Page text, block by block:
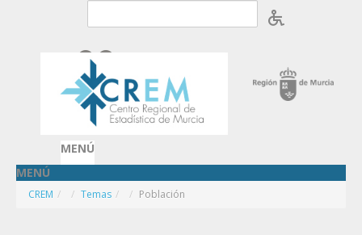
OpenID
MENÚ
MENÚ
CREM / Temas / Población